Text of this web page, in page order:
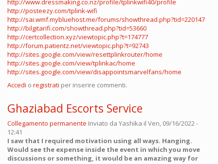
http://www.dressmaking.co.nz/profile/tplinkwifi40/profile
http://posteezy.com/tplink-wifi
http://sai.wmf.mybluehost.me/forums/showthread.php?tid=220147
http://bilgitarifi.com/showthread.php?tid=53660
http://certcollection.xyz/viewtopic.php?t=174777
http://forum.patientz.net/viewtopic.php?t=92743
http://sites.google.com/view/resettplinkrouter/home
http://sites.google.com/view/tplinkac/home
http://sites.google.com/view/disappointsmarvelfans/home
Accedi o registrati per inserire commenti.
Ghaziabad Escorts Service
Collegamento permanente Inviato da Yashika il Ven, 09/16/2022 -
12:41
I saw that I required motivation using all ways. Hanging.
Would see the expense inside the event in which you move
discussions or something, it would be an amazing way for